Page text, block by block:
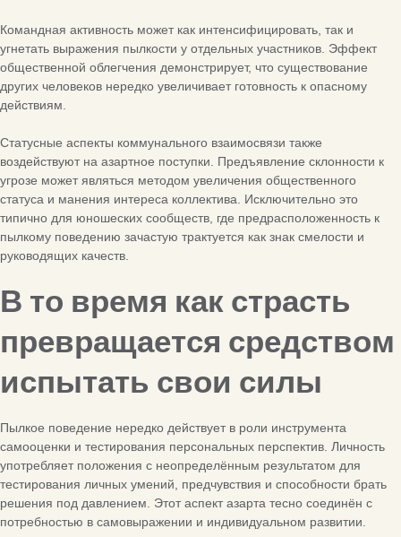
Командная активность может как интенсифицировать, так и
угнетать выражения пылкости у отдельных участников. Эффект
общественной облегчения демонстрирует, что существование
других человеков нередко увеличивает готовность к опасному
действиям.
Статусные аспекты коммунального взаимосвязи также
воздействуют на азартное поступки. Предъявление склонности к
угрозе может являться методом увеличения общественного
статуса и манения интереса коллектива. Исключительно это
типично для юношеских сообществ, где предрасположенность к
пылкому поведению зачастую трактуется как знак смелости и
руководящих качеств.
В то время как страсть
превращается средством
испытать свои силы
Пылкое поведение нередко действует в роли инструмента
самооценки и тестирования персональных перспектив. Личность
употребляет положения с неопределённым результатом для
тестирования личных умений, предчувствия и способности брать
решения под давлением. Этот аспект азарта тесно соединён с
потребностью в самовыражении и индивидуальном развитии.